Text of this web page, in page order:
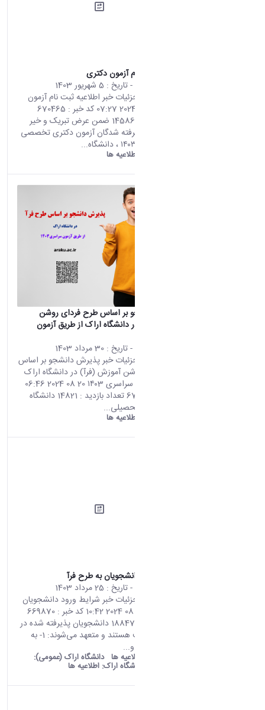
اطلاعیه ثبت نام آزمون دکتری
- تاریخ : 5 شهریور 1403
صفحه اصلی جزئیات خبر اطلاعیه ثبت نام آزمون
دکتری 26 08 2024 07:27 کد خبر : 670465
تعداد بازدید : 14586 ضمن عرض تبریک و خیر
مقدم برای پذیرفته شدگان آزمون دکتری تخصصی
اطلاعیه ها
پذیرش دانشجو بر اساس طرح فردای روشن
آموزش (فرآ) در دانشگاه اراک از طریق آزمون
- تاریخ : 30 مرداد 1403
صفحه اصلی جزئیات خبر پذیرش دانشجو بر اساس
طرح فردای روشن آموزش (فرآ) در دانشگاه اراک
از طریق آزمون سراسری ۱۴۰3 20 08 2024 06:46
کد خبر : 670541 تعداد بازدید : 14821 دانشگاه
اراک در سال تحصیلی...
اطلاعیه ها
شرایط ورود دانشجویان به طرح فرآ
- تاریخ : 25 مرداد 1403
صفحه اصلی جزئیات خبر شرایط ورود دانشجویان
به طرح فرآ 15 08 2024 10:42 کد خبر : 669870
تعداد بازدید : 18847 دانشجویان پذیرفته شده در
طرح فرآ موظف هستند و متعهد می‌شوند: 1- به
دستورالعمل‌ها و...
اطلاعیه ها دانشگاه اراک (عمومی):
دانشگاه اراک: اطلاعیه ها